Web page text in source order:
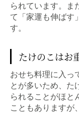
られています。ま
て「家運も伸ばす
す。
たけのこはお
おせち料理に入っ
とが多いため、た
られることがほと
こともありますが